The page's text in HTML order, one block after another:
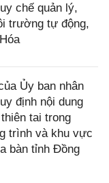
chế quản lý,
trường tự động,
Ủy ban nhân
định nội dung
tai trong
trình và khu vực
bàn tỉnh Đồng